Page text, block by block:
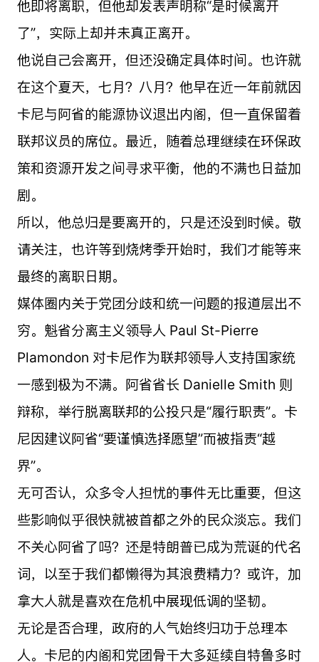
他即将离职，但他却发表声明称“是时候离开
了”，实际上却并未真正离开。
他说自己会离开，但还没确定具体时间。也许就
在这个夏天，七月？八月？他早在近一年前就因
卡尼与阿省的能源协议退出内阁，但一直保留着
联邦议员的席位。最近，随着总理继续在环保政
策和资源开发之间寻求平衡，他的不满也日益加
剧。
所以，他总归是要离开的，只是还没到时候。敬
请关注，也许等到烧烤季开始时，我们才能等来
最终的离职日期。
媒体圈内关于党团分歧和统一问题的报道层出不
穷。魁省分离主义领导人 Paul St-Pierre
Plamondon 对卡尼作为联邦领导人支持国家统
一感到极为不满。阿省省长 Danielle Smith 则
辩称，举行脱离联邦的公投只是“履行职责”。卡
尼因建议阿省“要谨慎选择愿望”而被指责“越
界”。
无可否认，众多令人担忧的事件无比重要，但这
些影响似乎很快就被首都之外的民众淡忘。我们
不关心阿省了吗？还是特朗普已成为荒诞的代名
词，以至于我们都懒得为其浪费精力？或许，加
拿大人就是喜欢在危机中展现低调的坚韧。
无论是否合理，政府的人气始终归功于总理本
人。卡尼的内阁和党团骨干大多延续自特鲁多时